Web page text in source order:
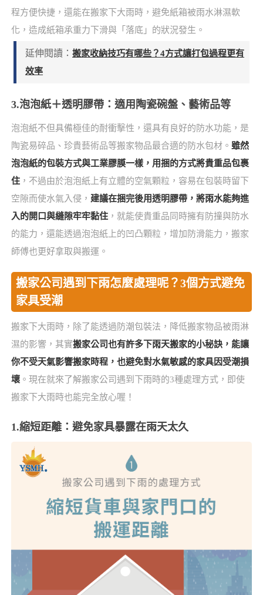
程方便快捷，還能在搬家下大雨時，避免紙箱被雨水淋濕軟
化，造成紙箱承重力下滑與「落底」的狀況發生。
延伸閱讀：搬家收納技巧有哪些？4方式讓打包過程更有
效率
3.泡泡紙＋透明膠帶：適用陶瓷碗盤、藝術品等
泡泡紙不但具備極佳的耐衝擊性，還具有良好的防水功能，是
陶瓷易碎品、珍貴藝術品等搬家物品最合適的防水包材。 雖然
泡泡紙的包裝方式與工業膠膜一樣，用捆的方式將貴重品包裹
住，不過由於泡泡紙上有立體的空氣顆粒，容易在包裝時留下
空隙而使水氣入侵， 建議在捆完後用透明膠帶，將雨水能夠進
入的開口與縫隙牢牢黏住，就能使貴重品同時擁有防撞與防水
的能力，還能透過泡泡紙上的凹凸顆粒，增加防滑能力，搬家
師傅也更好拿取與搬運。
搬家公司遇到下雨怎麼處理呢？3個方式避免
家具受潮
搬家下大雨時，除了能透過防潮包裝法，降低搬家物品被雨淋
濕的影響，其實搬家公司也有許多下雨天搬家的小秘訣，能讓
你不受天氣影響搬家時程，也避免對水氣敏感的家具因受潮損
壞。現在就來了解搬家公司遇到下雨時的3種處理方式，即使
搬家下大雨時也能完全放心喔！
1.縮短距離：避免家具暴露在雨天太久